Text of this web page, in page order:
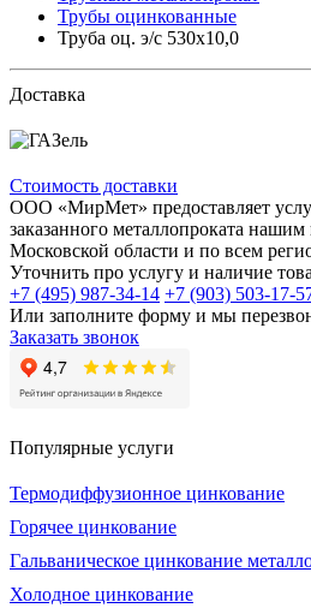
Трубы оцинкованные
Труба оц. э/с 530х10,0
Доставка
Стоимость доставки
ООО «МирМет» предоставляет
заказанного металлопроката
Московской области и по всем
Уточнить про услугу и наличие
+7 (495) 987-34-14 +7 (903) 503-17-
Или заполните форму и мы
Заказать звонок
Популярные услуги
Термодиффузионное цинкование
Горячее цинкование
Гальваническое цинкование
Холодное цинкование